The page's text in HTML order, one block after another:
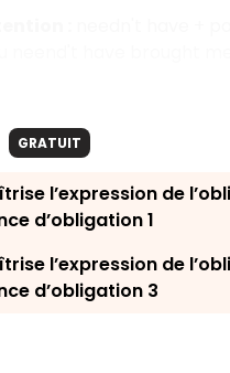
GRATUIT
l’expression de
d’obligation 1
l’expression de
d’obligation 3